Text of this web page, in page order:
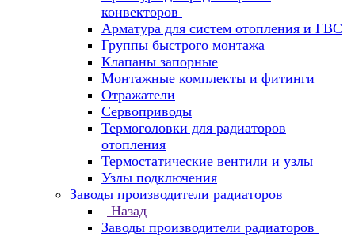
конвекторов
Арматура для систем отопления и ГВС
Группы быстрого монтажа
Клапаны запорные
Монтажные комплекты и фитинги
Отражатели
Сервоприводы
Термоголовки для радиаторов
отопления
Термостатические вентили и узлы
Узлы подключения
Заводы производители радиаторов
Назад
Заводы производители радиаторов